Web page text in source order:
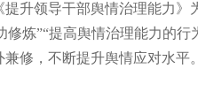
升领导干部舆情治理能力
修炼”“提高舆情治理能力的
修，不断提升舆情应对水平。